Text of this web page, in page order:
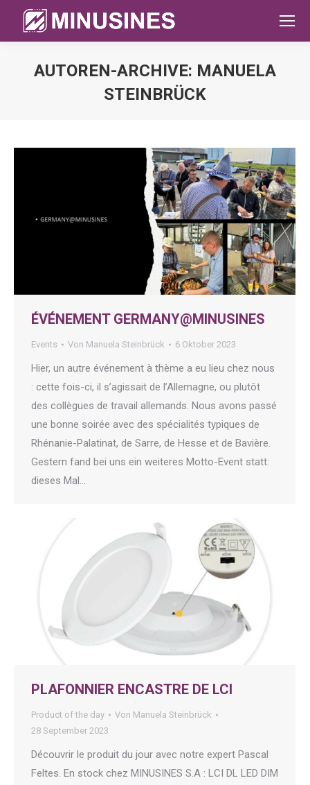
AUTOREN-ARCHIVE: MANUELA
STEINBRÜCK
ÉVÉNEMENT GERMANY@MINUSINES
Events Von Manuela Steinbrück 6 Oktober 2023
Hier, un autre événement à thème a eu lieu chez nous
: cette fois-ci, il s’agissait de l’Allemagne, ou plutôt
des collègues de travail allemands. Nous avons passé
une bonne soirée avec des spécialités typiques de
Rhénanie-Palatinat, de Sarre, de Hesse et de Bavière.
Gestern fand bei uns ein weiteres Motto-Event statt:
dieses Mal…
PLAFONNIER ENCASTRE DE LCI
Product of the day Von Manuela Steinbrück
28 September 2023
Découvrir le produit du jour avec notre expert Pascal
Feltes. En stock chez MINUSINES S.A : LCI DL LED DIM